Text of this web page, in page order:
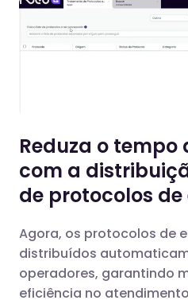
Reduza o tempo
com a
de protocolos
Agora, os protocolos de
distribuídos
operadores, garantindo
eficiência no